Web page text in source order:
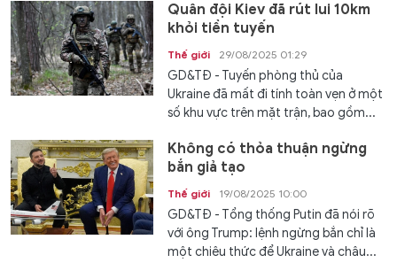
Quân đội Kiev đã rút lui 10km
khỏi tiền tuyến
Thế giới 29/08/2025 01:29
GD&TĐ - Tuyến phòng thủ của
Ukraine đã mất đi tính toàn vẹn ở một
số khu vực trên mặt trận, bao gồm...
Không có thỏa thuận ngừng
bắn giả tạo
Thế giới 19/08/2025 10:00
GD&TĐ - Tổng thống Putin đã nói rõ
với ông Trump: lệnh ngừng bắn chỉ là
một chiêu thức để Ukraine và châu...